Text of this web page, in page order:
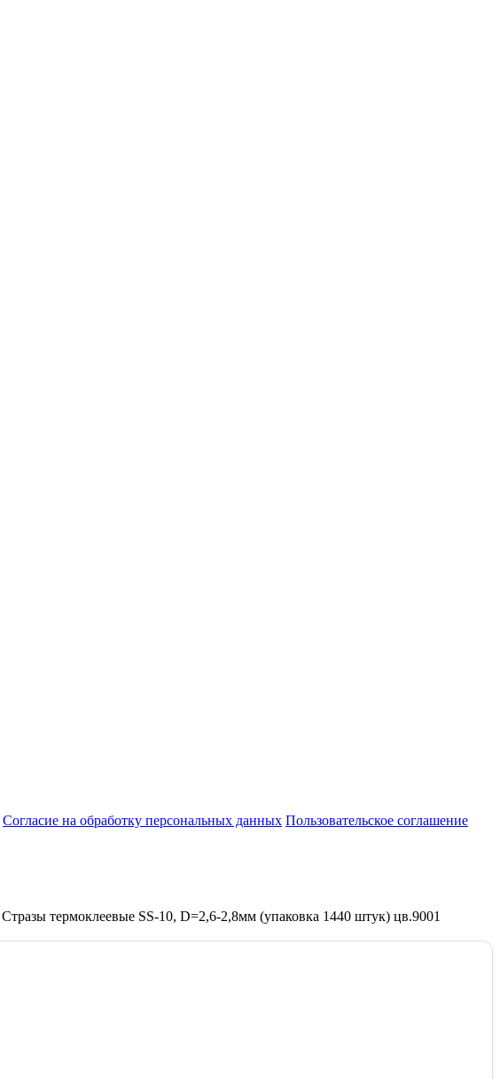
Согласие на обработку персональных данных Пользовательское соглашение
Стразы термоклеевые SS-10, D=2,6-2,8мм (упаковка 1440 штук) цв.9001